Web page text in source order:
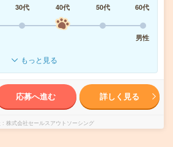
30代 40代 50代
60代
男性
もっと見る
応募へ進む 詳しく見る
株式会社セールスアウトソーシング